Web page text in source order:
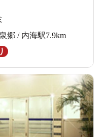
郷 / 内海駅7.9km